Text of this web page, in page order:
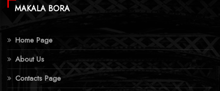
MAKALA BORA
Home Page
About Us
Contacts Page